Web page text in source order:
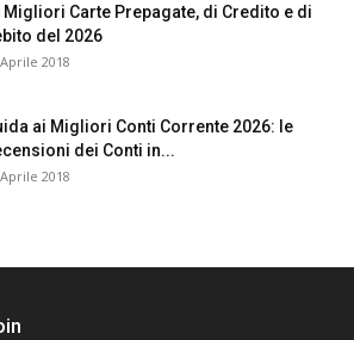
Migliori Carte Prepagate, di Credito e di
del 2026
2018
ai Migliori Conti Corrente 2026: le
dei Conti in...
2018